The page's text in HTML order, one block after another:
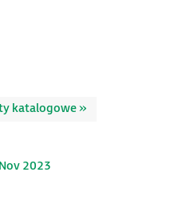
katalogowe »
2023